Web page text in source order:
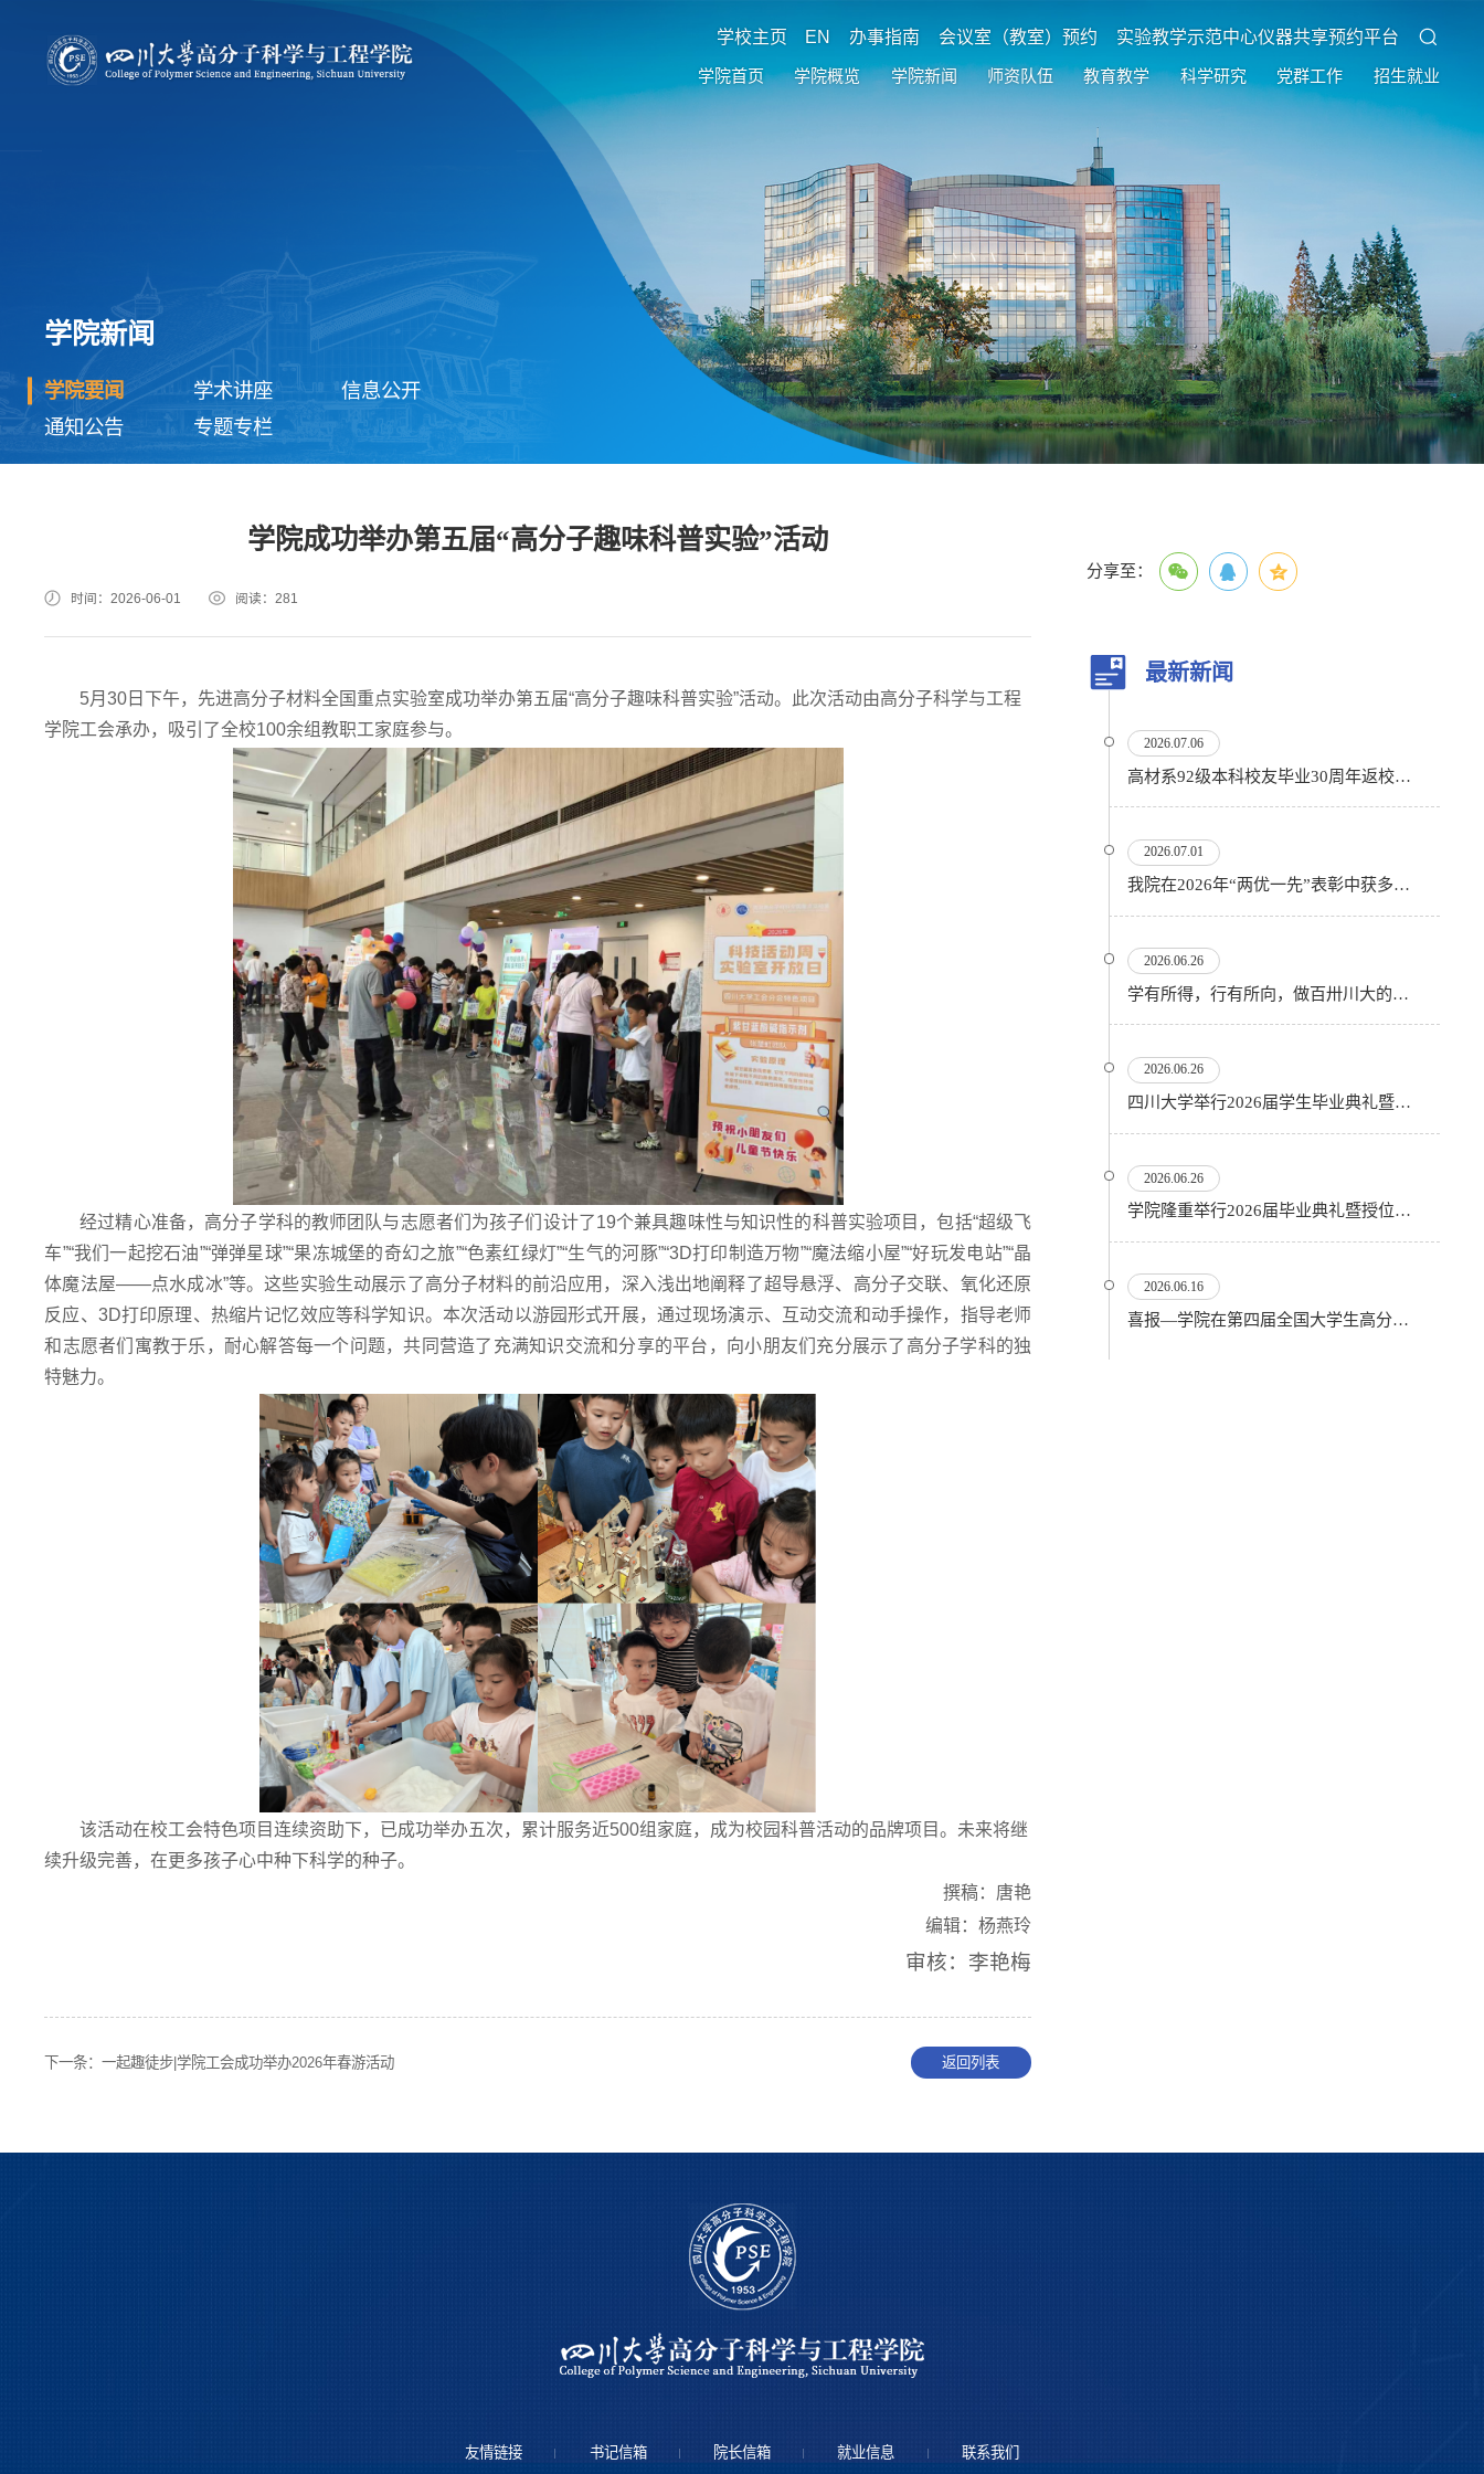
学校主页 EN 办事指南 会议室（教室）预约 实验教学示范中心仪器共享预约平台
学院首页 学院概览 学院新闻 师资队伍 教育教学 科学研究 党群工作 招生就业
学院新闻
学院要闻 学术讲座
信息公开
通知公告
专题专栏
学院成功举办第五届“高分子趣味科普实验”活动
时间：2026-06-01 阅读： 281
5月30日下午，先进高分子材料全国重点实验室成功举办第五届“高分子趣味科普实验”活动。此次活动由高分子科学与工程
学院工会承办，吸引了全校100余组教职工家庭参与。
经过精心准备，高分子学科的教师团队与志愿者们为孩子们设计了19个兼具趣味性与知识性的科普实验项目，包括“超级飞
车”“我们一起挖石油”“弹弹星球”“果冻城堡的奇幻之旅”“色素红绿灯”“生气的河豚”“3D打印制造万物”“魔法缩小屋”“好玩发电站”“晶
体魔法屋——点水成冰”等。这些实验生动展示了高分子材料的前沿应用，深入浅出地阐释了超导悬浮、高分子交联、氧化还原
反应、3D打印原理、热缩片记忆效应等科学知识。本次活动以游园形式开展，通过现场演示、互动交流和动手操作，指导老师
和志愿者们寓教于乐，耐心解答每一个问题，共同营造了充满知识交流和分享的平台，向小朋友们充分展示了高分子学科的独
特魅力。
该活动在校工会特色项目连续资助下，已成功举办五次，累计服务近500组家庭，成为校园科普活动的品牌项目。未来将继
续升级完善，在更多孩子心中种下科学的种子。
撰稿：唐艳
编辑：杨燕玲
审核：李艳梅
下一条：一起趣徒步|学院工会成功举办2026年春游活动 返回列表
分享至：
最新新闻
2026.07.06
高材系92级本科校友毕业30周年返校活动顺利举行
2026.07.01
我院在2026年“两优一先”表彰中获多项殊荣
2026.06.26
学有所得，行有所向，做百卅川大的薪火赓续者——校长汪劲松在四川大学2026届学生毕业典礼上的...
2026.06.26
四川大学举行2026届学生毕业典礼暨学位授予仪式
2026.06.26
​学院隆重举行2026届毕业典礼暨授位仪式
2026.06.16
喜报—学院在第四届全国大学生高分子材料实验实践虚拟仿真大赛再创佳绩
友情链接 书记信箱 院长信箱 就业信息 联系我们